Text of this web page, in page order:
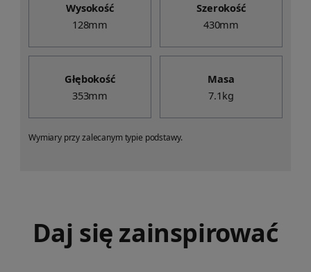
Wysokość
128mm
Szerokość
430mm
Głębokość
353mm
Masa
7.1kg
Wymiary przy zalecanym typie podstawy.
Daj się zainspirować